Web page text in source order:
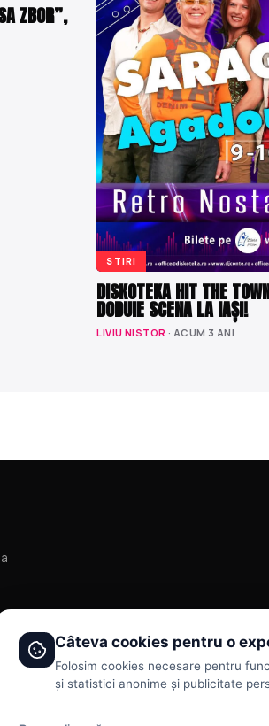
ZBOR”,
STIRI
DISKOTEKA HIT THE
DODUIE SCENA LA IAȘI!
LIVIU NISTOR · ACUM 3 ANI
Câteva cookies pentru o
Folosim cookies necesare pentru
și statistici anonime și publicitate